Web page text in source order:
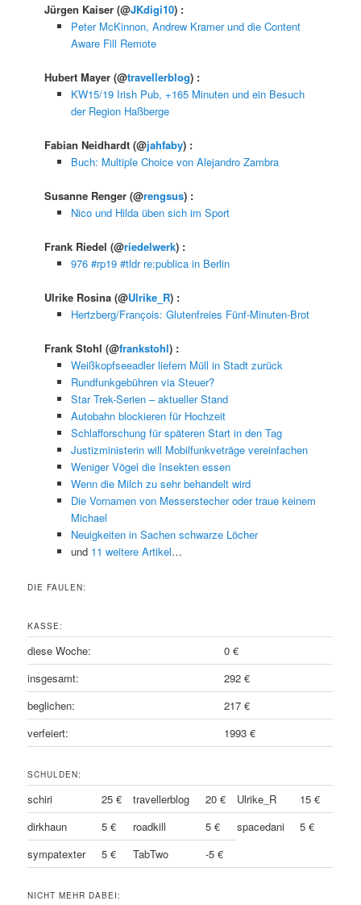
Jürgen Kaiser(@JKdigi10) :
Peter McKinnon, Andrew Kramer und die Content
Aware Fill Remote
Hubert Mayer(@travellerblog) :
KW15/19 Irish Pub, +165 Minuten und ein Besuch
der Region Haßberge
Fabian Neidhardt(@jahfaby) :
Buch: Multiple Choice von Alejandro Zambra
Susanne Renger(@rengsus) :
Nico und Hilda üben sich im Sport
Frank Riedel(@riedelwerk) :
976 #rp19 #tldr re:publica in Berlin
Ulrike Rosina(@Ulrike_R) :
Hertzberg/François: Glutenfreies Fünf-Minuten-Brot
Frank Stohl(@frankstohl) :
Weißkopfseeadler liefern Müll in Stadt zurück
Rundfunkgebühren via Steuer?
Star Trek-Serien – aktueller Stand
Autobahn blockieren für Hochzeit
Schlafforschung für späteren Start in den Tag
Justizministerin will Mobilfunkveträge vereinfachen
Weniger Vögel die Insekten essen
Wenn die Milch zu sehr behandelt wird
Die Vornamen von Messerstecher oder traue keinem
Michael
Neuigkeiten in Sachen schwarze Löcher
und 11 weitere Artikel…
DIE FAULEN:
KASSE:
diese Woche:
0 €
insgesamt:
292 €
beglichen:
217 €
verfeiert:
1993 €
SCHULDEN:
schiri 25 € travellerblog 20 € Ulrike_R
15 €
dirkhaun
5 € roadkill 5 € spacedani
5 €
sympatexter
5 € TabTwo -5 €
NICHT MEHR DABEI: